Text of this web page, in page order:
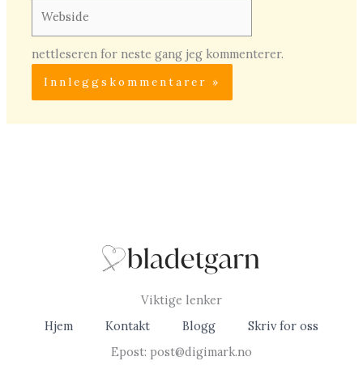
nettleseren for neste gang jeg kommenterer.
Viktige lenker
Hjem
Kontakt Blogg
Skriv for oss
Epost: post@digimark.no